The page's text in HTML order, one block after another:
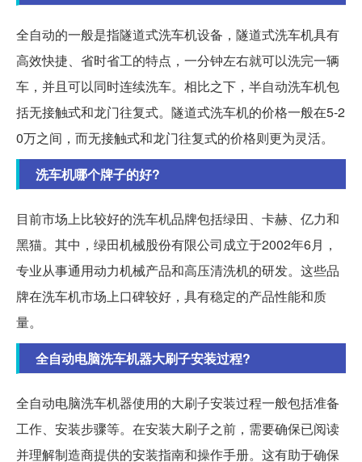
全自动的一般是指隧道式洗车机设备，隧道式洗车机具有
高效快捷、省时省工的特点，一分钟左右就可以洗完一辆
车，并且可以同时连续洗车。相比之下，半自动洗车机包
括无接触式和龙门往复式。隧道式洗车机的价格一般在5-2
0万之间，而无接触式和龙门往复式的价格则更为灵活。
洗车机哪个牌子的好?
目前市场上比较好的洗车机品牌包括绿田、卡赫、亿力和
黑猫。其中，绿田机械股份有限公司成立于2002年6月，
专业从事通用动力机械产品和高压清洗机的研发。这些品
牌在洗车机市场上口碑较好，具有稳定的产品性能和质
量。
全自动电脑洗车机器大刷子安装过程?
全自动电脑洗车机器使用的大刷子安装过程一般包括准备
工作、安装步骤等。在安装大刷子之前，需要确保已阅读
并理解制造商提供的安装指南和操作手册。这有助于确保